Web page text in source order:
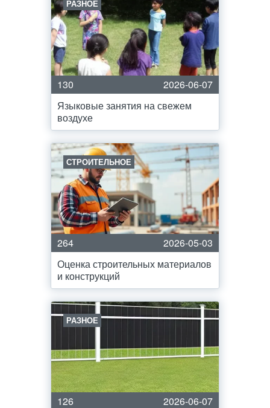
РАЗНОЕ
130
2026-06-07
Языковые занятия на свежем
воздухе
СТРОИТЕЛЬНОЕ
264
2026-05-03
Оценка строительных материалов
и конструкций
РАЗНОЕ
126 2026-06-07